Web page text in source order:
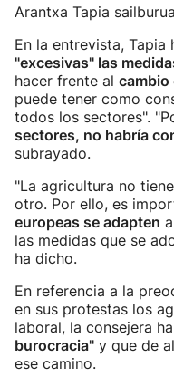
Arantxa Tapia sailburua
En la entrevista,
"excesivas" las
hacer frente al cambio
puede tener como
todos los sectores".
sectores, no habría
subrayado.
"La agricultura no
otro. Por ello, es
europeas se adapten
las medidas que se
ha dicho.
En referencia a la
en sus protestas los
laboral, la consejera
burocracia" y que de
ese camino.